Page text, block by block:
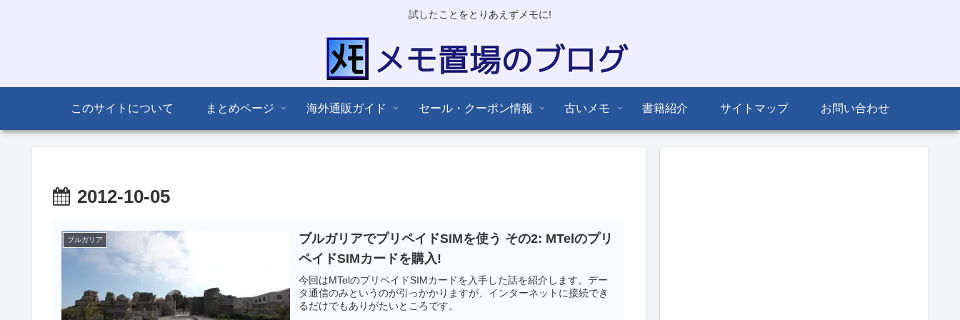
試したことをとりあえずメモに!
このサイトについて まとめページ 海外通販ガイド セール・クーポン情報 古いメモ 書籍紹介 サイトマップ お問い合わせ
2012-10-05
ブルガリア
ブルガリアでプリペイドSIMを使う その2: MTelのプリ
ペイドSIMカードを購入!
今回はMTelのプリペイドSIMカードを入手した話を紹介します。デー
タ通信のみというのが引っかかりますが、インターネットに接続でき
るだけでもありがたいところです。